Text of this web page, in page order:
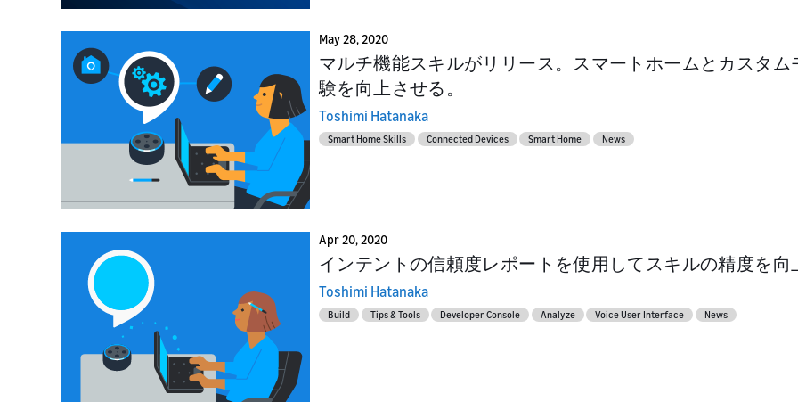
May 28, 2020
マルチ機能スキルがリリース。スマートホームとカスタ
験を向上させる。
Toshimi Hatanaka
Smart Home Skills Connected Devices Smart Home News
Apr 20, 2020
インテントの信頼度レポートを使用してスキルの精度を向
Toshimi Hatanaka
Build Tips & Tools Developer Console Analyze Voice User Interface News